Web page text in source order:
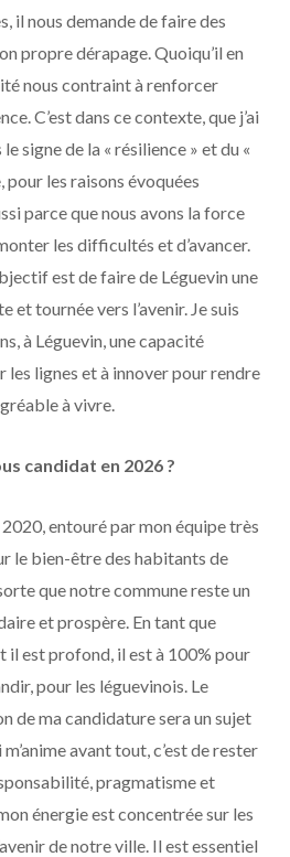
il nous demande de faire des
propre dérapage. Quoiqu’il en
nous contraint à renforcer
C’est dans ce contexte, que j’ai
signe de la « résilience » et du «
pour les raisons évoquées
parce que nous avons la force
les difficultés et d’avancer.
est de faire de Léguevin une
et tournée vers l’avenir. Je suis
à Léguevin, une capacité
lignes et à innover pour rendre
à vivre.
candidat en 2026 ?
entouré par mon équipe très
le bien-être des habitants de
que notre commune reste un
et prospère. En tant que
il est profond, il est à 100% pour
pour les léguevinois. Le
de ma candidature sera un sujet
avant tout, c’est de rester
pragmatisme et
énergie est concentrée sur les
de notre ville. Il est essentiel